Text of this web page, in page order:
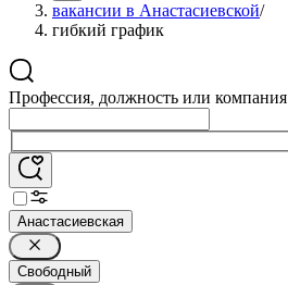
вакансии в Анастасиевской/
гибкий график
Профессия, должность или компания
Анастасиевская
Свободный